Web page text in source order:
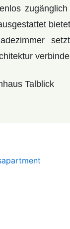
Talblick